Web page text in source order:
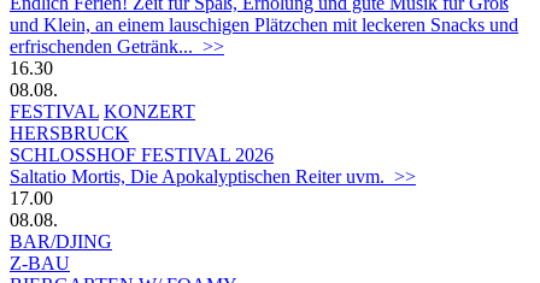
und Klein, an einem lauschigen Plätzchen mit leckeren Snacks und
erfrischenden Getränk... >>
16.30
08.08.
FESTIVAL KONZERT
HERSBRUCK
SCHLOSSHOF FESTIVAL 2026
Saltatio Mortis, Die Apokalyptischen Reiter uvm. >>
17.00
08.08.
BAR/DJING
Z-BAU